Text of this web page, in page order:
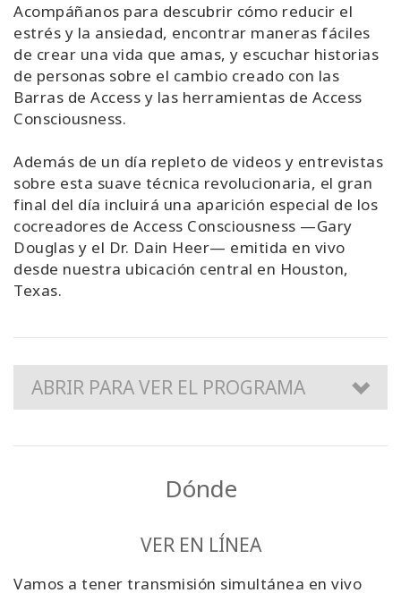
Acompáñanos para descubrir cómo reducir el
estrés y la ansiedad, encontrar maneras fáciles
de crear una vida que amas, y escuchar historias
de personas sobre el cambio creado con las
Barras de Access y las herramientas de Access
Consciousness.
Además de un día repleto de videos y entrevistas
sobre esta suave técnica revolucionaria, el gran
final del día incluirá una aparición especial de los
cocreadores de Access Consciousness —Gary
Douglas y el Dr. Dain Heer— emitida en vivo
desde nuestra ubicación central en Houston,
Texas.
ABRIR PARA VER EL PROGRAMA
Dónde
VER EN LÍNEA
Vamos a tener transmisión simultánea en vivo